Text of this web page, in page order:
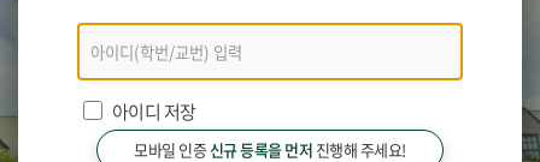
모바일
인증
로그인
아이디 저장
모바일 인증신규 등록을 먼저 진행해 주세요!